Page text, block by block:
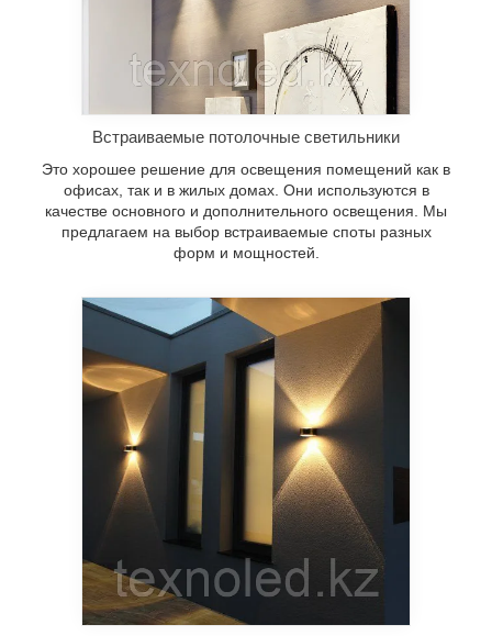
Встраиваемые потолочные светильники
Это хорошее решение для освещения помещений как в
офисах, так и в жилых домах. Они используются в
качестве основного и дополнительного освещения. Мы
предлагаем на выбор встраиваемые споты разных
форм и мощностей.